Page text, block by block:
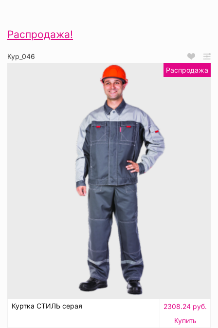
Распродажа!
Кур_046
Распродажа
Куртка СТИЛЬ серая
2308.24 руб.
Купить